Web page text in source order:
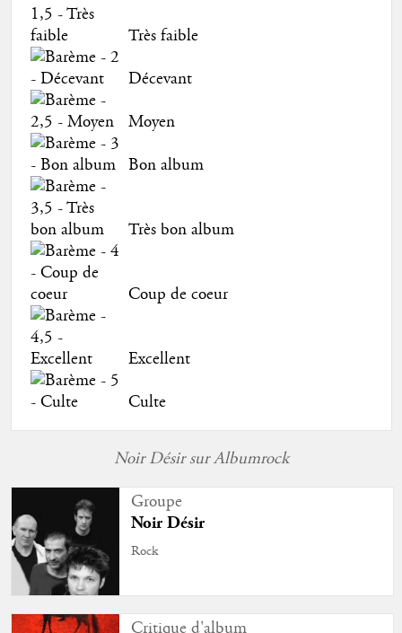
Très faible
Décevant
Moyen
Bon album
Très bon album
Coup de coeur
Excellent
Culte
Noir Désir sur Albumrock
Groupe
Noir Désir
Rock